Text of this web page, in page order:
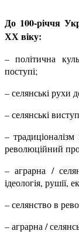
До 100-річчя
ХХ віку:
– політична
поступі;
– селянські рухи
– селянські
– традиціоналізм
революційний
– аграрна /
ідеологія, рушії,
– селянство в
– аграрна /